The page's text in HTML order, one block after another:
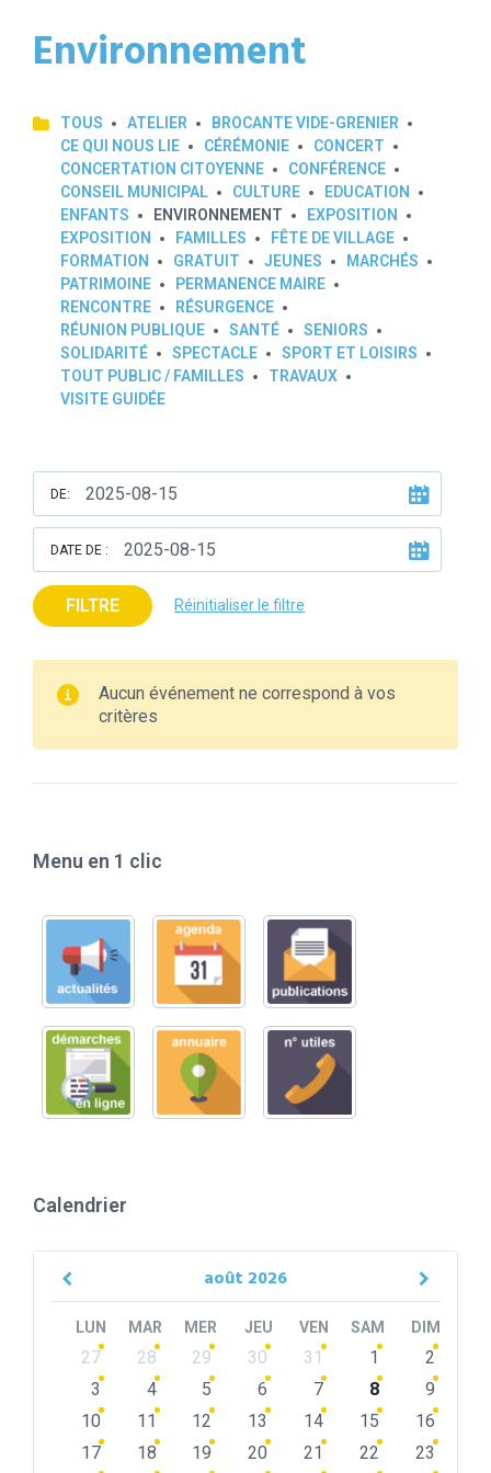
Environnement
TOUS ATELIER
BROCANTE VIDE-GRENIER
CE QUI NOUS LIE
CÉRÉMONIE
CONCERT
CONCERTATION CITOYENNE
CONFÉRENCE
CONSEIL MUNICIPAL
CULTURE
EDUCATION
ENFANTS
ENVIRONNEMENT
EXPOSITION
EXPOSITION
FAMILLES
FÊTE DE VILLAGE
FORMATION
GRATUIT JEUNES
MARCHÉS
PATRIMOINE
PERMANENCE MAIRE
RENCONTRE
RÉSURGENCE
RÉUNION PUBLIQUE
SANTÉ
SENIORS
SOLIDARITÉ
SPECTACLE
SPORT ET LOISIRS
TOUT PUBLIC / FAMILLES
TRAVAUX
VISITE GUIDÉE
DE:
DATE DE :
FILTRE Réinitialiser le filtre
Aucun événement ne correspond à vos
critères
Menu en 1 clic
Calendrier
août 2026
Previous
LUN MAR MER JEU VEN SAM DIM
Skip
calendar
27 28 29 30 31 1
2
3
4 5 6 7 8
9
10
11 12 13 14 15
16
17
18 19 20 21 22
23